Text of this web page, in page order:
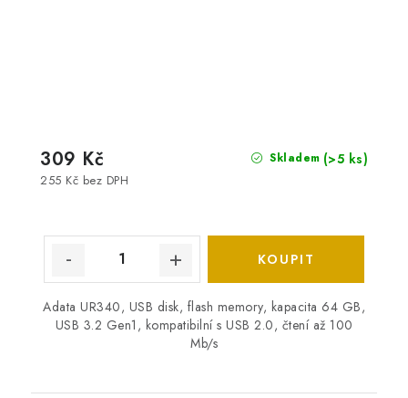
Skladem (>5 ks)
255 Kč bez DPH
309 Kč
Adata UR340, USB disk, flash memory, kapacita 64 GB,
USB 3.2 Gen1, kompatibilní s USB 2.0, čtení až 100
Mb/s